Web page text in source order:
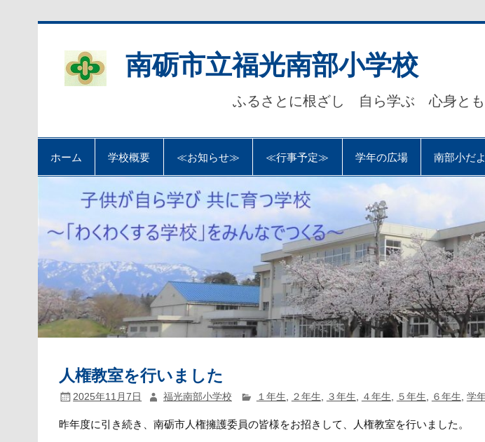
南砺市立福光南部小学校
ふるさとに根ざし 自ら学ぶ 心身と
ホーム 学校概要 ≪お知らせ≫ ≪行事予定≫ 学年の広場 南部小だ
人権教室を行いました
2025年11月7日 福光南部小学校 １年生 ２年生 ３年生 ４年生 ５年生 ６年生 学
昨年度に引き続き、南砺市人権擁護委員の皆様をお招きして、人権教室を行いました。